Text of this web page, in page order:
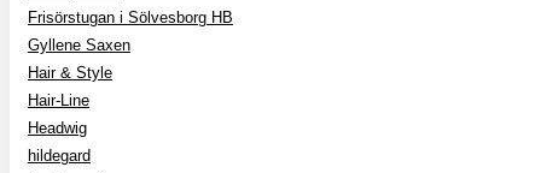
Frisörstugan i Sölvesborg HB
Gyllene Saxen
Hair & Style
Hair-Line
Headwig
hildegard